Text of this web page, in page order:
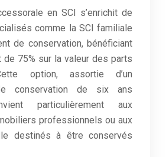
en SCI s’enrichit de
comme la SCI familiale
de conservation, bénéficiant
de 75% sur la valeur des parts
option, assortie d’un
conservation de six ans
particulièrement aux
professionnels ou aux
destinés à être conservés